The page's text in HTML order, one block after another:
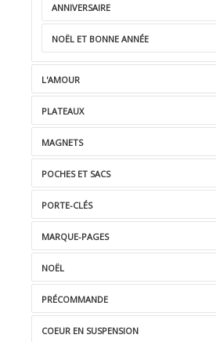
ANNIVERSAIRE
NOËL ET BONNE ANNÉE
L'AMOUR
PLATEAUX
MAGNETS
POCHES ET SACS
PORTE-CLÉS
MARQUE-PAGES
NOËL
PRÉCOMMANDE
COEUR EN SUSPENSION